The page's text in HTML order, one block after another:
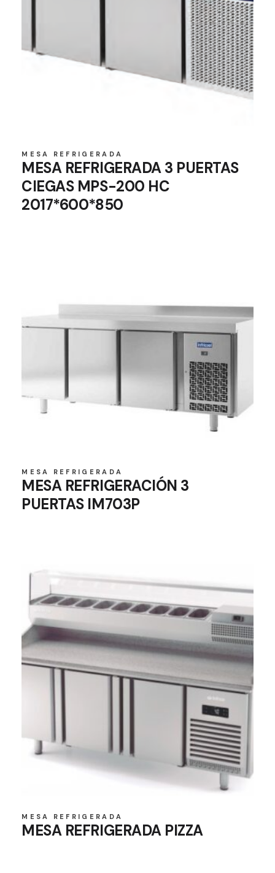
MESA REFRIGERADA
MESA REFRIGERADA 3 PUERTAS
CIEGAS MPS-200 HC
2017*600*850
MESA REFRIGERADA
MESA REFRIGERACIÓN 3
PUERTAS IM703P
MESA REFRIGERADA
MESA REFRIGERADA PIZZA